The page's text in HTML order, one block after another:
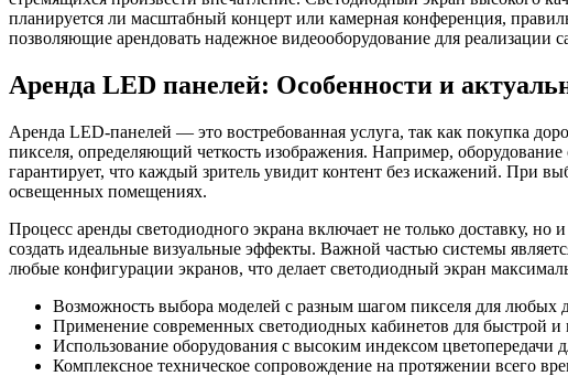
планируется ли масштабный концерт или камерная конференция,
позволяющие арендовать надежное видеооборудование для реализации
Аренда LED панелей: Особенности и
Аренда LED-панелей — это востребованная услуга, так как покупка
пикселя, определяющий четкость изображения. Например,
гарантирует, что каждый зритель увидит контент без искажений. При
освещенных помещениях.
Процесс аренды светодиодного экрана включает не только доставку,
создать идеальные визуальные эффекты. Важной частью системы
любые конфигурации экранов, что делает светодиодный экран
Возможность выбора моделей с разным шагом пикселя для любых
Применение современных светодиодных кабинетов для быстрой и
Использование оборудования с высоким индексом цветопередачи
Комплексное техническое сопровождение на протяжении всего